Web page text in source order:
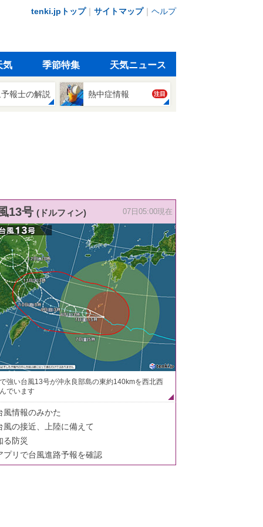
tenki.jpトップ｜ サイトマップ｜ ヘルプ
気 季節特集 天気ニュース
報士の解説 熱中症情報 注目
13号 (ドルフィン) 07日05:00現在
強い台風13号が沖永良部島の東約140kmを西北西
でいます
風情報のみかた
風の接近、上陸に備えて
る防災
プリで台風進路予報を確認